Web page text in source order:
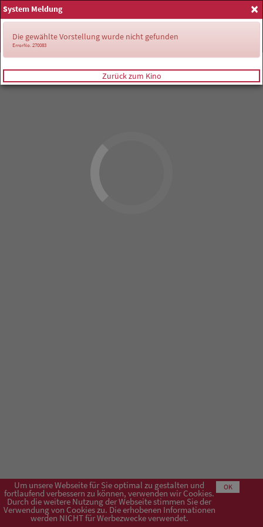
Anmelden
Um unsere Webseite für Sie optimal zu gestalten und
fortlaufend verbessern zu können, verwenden wir Cookies.
Durch die weitere Nutzung der Webseite stimmen Sie der
Verwendung von Cookies zu. Die erhobenen Informationen
werden NICHT für Werbezwecke verwendet.
OK
×
System Meldung
Die gewählte Vorstellung wurde nicht gefunden
ErrorNo. 270083
Zurück zum Kino
Impressum AGB Datenschutzerklärung